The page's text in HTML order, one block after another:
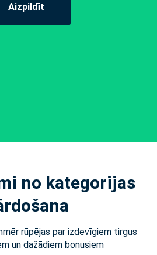
Aizpildīt
no kategorijas
rūpējas par izdevīgiem tirgus
un dažādiem bonusiem